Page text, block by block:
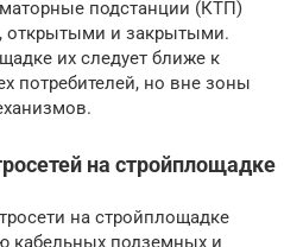
подстанции (КТП)
и закрытыми.
их следует ближе к
потребителей, но вне зоны
на стройплощадке
на стройплощадке
кабельных подземных и